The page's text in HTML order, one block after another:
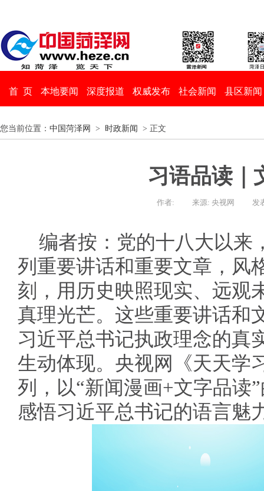
首 页 本地要闻 深度报道 权威发布 社会新闻 县区新闻
您当前位置： 中国菏泽网 > 时政新闻 > 正文
习语品读｜
作者: 来源: 央视网 发
编者按：党的十八大以来
列重要讲话和重要文章，风
刻，用历史映照现实、远观
真理光芒。这些重要讲话和
习近平总书记执政理念的真
生动体现。央视网《天天学
列，以“新闻漫画+文字品读
感悟习近平总书记的语言魅